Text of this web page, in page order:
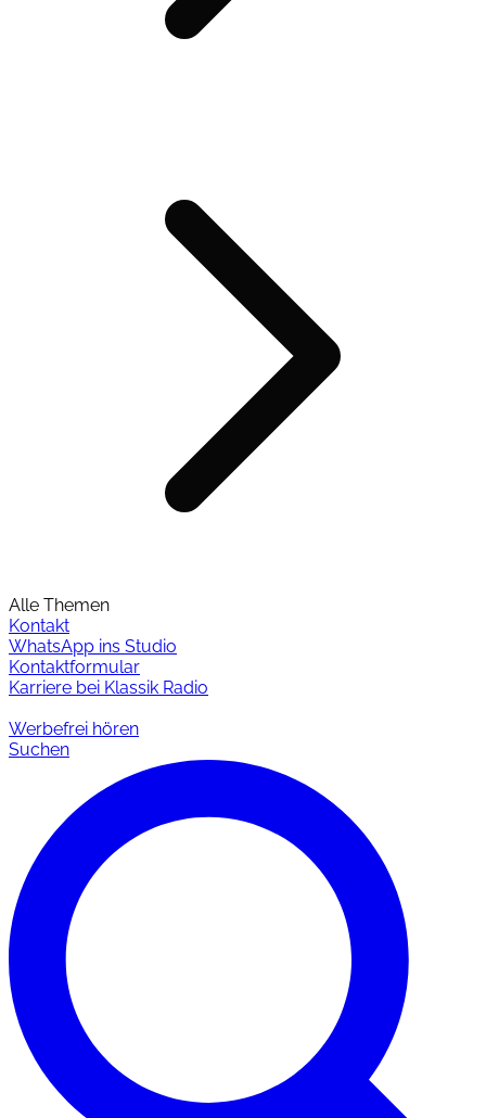
Alle Themen
Kontakt
WhatsApp ins Studio
Kontaktformular
Karriere bei Klassik Radio
Werbefrei hören
Suchen